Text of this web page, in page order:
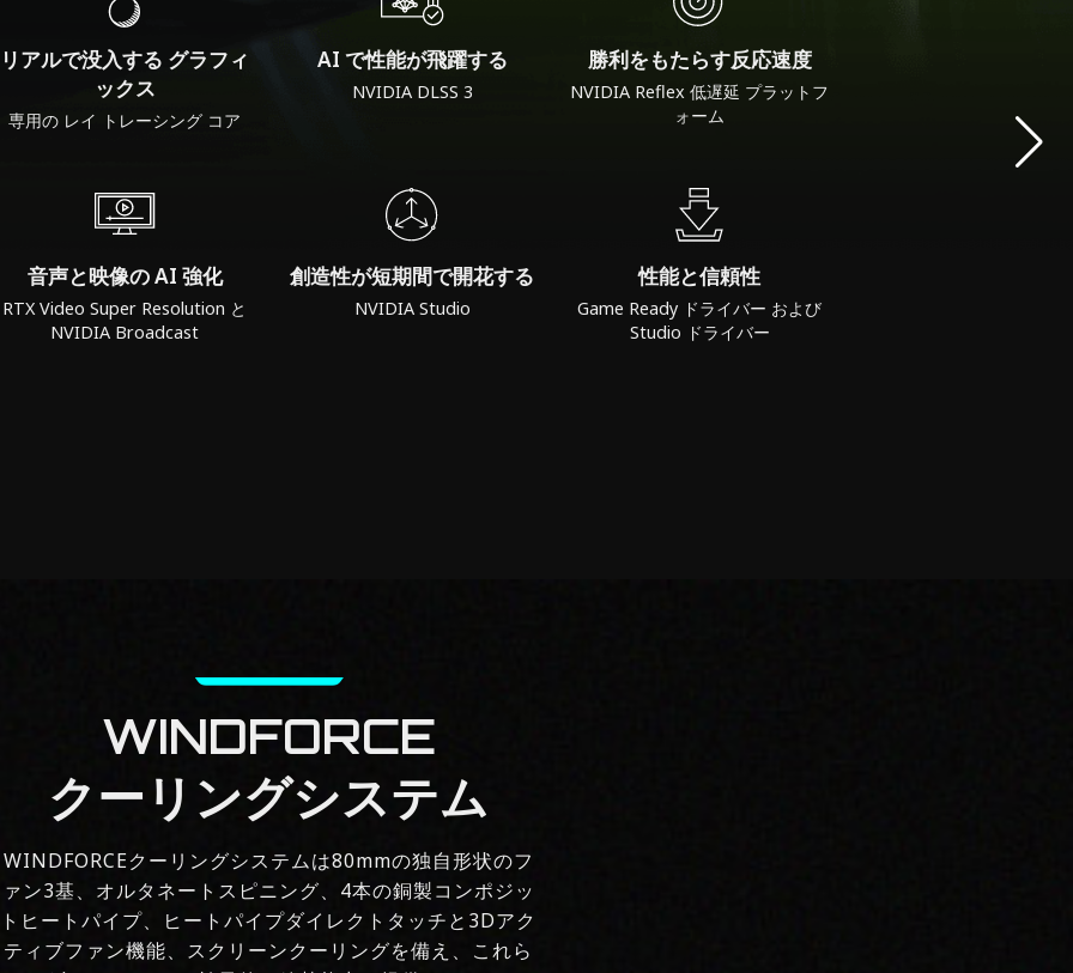
リアルで没入する グラフィ
ックス
専用の レイ トレーシング コア
AI で性能が飛躍する
NVIDIA DLSS 3
勝利をもたらす反応速度
NVIDIA Reflex 低遅延 プラットフ
ォーム
音声と映像の AI 強化
RTX Video Super Resolution と
NVIDIA Broadcast
創造性が短期間で開花する
NVIDIA Studio
性能と信頼性
Game Ready ドライバー および
Studio ドライバー
WINDFORCE
クーリングシステム
WINDFORCEクーリングシステムは80mmの独自形状のフ
ァン3基、オルタネートスピニング、4本の銅製コンポジッ
トヒートパイプ、ヒートパイプダイレクトタッチと3Dアク
ティブファン機能、スクリーンクーリングを備え、これら